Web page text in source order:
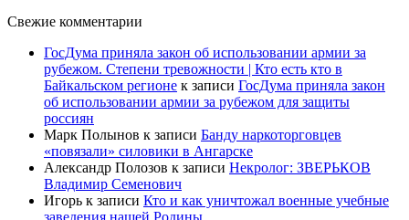
Свежие комментарии
ГосДума приняла закон об использовании армии за
рубежом. Степени тревожности | Кто есть кто в
Байкальском регионе к записи ГосДума приняла закон
об использовании армии за рубежом для защиты
россиян
Марк Полынов к записи Банду наркоторговцев
«повязали» силовики в Ангарске
Александр Полозов к записи Некролог: ЗВЕРЬКОВ
Владимир Семенович
Игорь к записи Кто и как уничтожал военные учебные